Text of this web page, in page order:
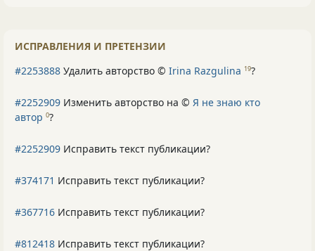
ИСПРАВЛЕНИЯ И ПРЕТЕНЗИИ
#2253888 Удалить авторство © Irina Razgulina 19?
#2252909 Изменить авторство на © Я не знаю кто
автор 0?
#2252909 Исправить текст публикации?
#374171 Исправить текст публикации?
#367716 Исправить текст публикации?
#812418 Исправить текст публикации?